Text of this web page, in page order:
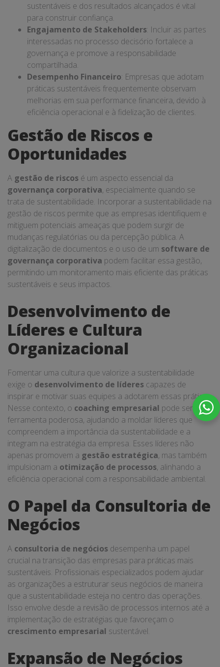
sustentáveis e dos resultados alcançados é vital
para construir confiança.
Engajamento de Stakeholders: Incluir as partes
interessadas no processo decisório fortalece a
governança e promove a responsabilidade
compartilhada.
Desempenho Financeiro: Empresas que adotam
práticas sustentáveis frequentemente observam
melhorias em sua performance financeira, devido à
eficiência operacional e à fidelização de clientes.
Gestão de Riscos e
Oportunidades
A gestão de riscos é um aspecto essencial da
governança corporativa, especialmente quando se
trata de sustentabilidade. Incorporar a sustentabilidade na
gestão de riscos permite que as empresas identifiquem e
mitiguem potenciais ameaças que podem surgir de
mudanças regulatórias ou da percepção pública. A
digitalização de documentos e o uso de um software de
governança corporativa podem facilitar essa gestão,
permitindo um monitoramento mais eficiente das práticas
sustentáveis e seus impactos.
Desenvolvimento de
Líderes e Cultura
Organizacional
Fomentar uma cultura que valorize a sustentabilidade
exige o desenvolvimento de líderes capazes de
inspirar e motivar suas equipes a adotarem essas práticas.
Nesse contexto, o coaching empresarial pode ser uma
ferramenta poderosa, ajudando a moldar líderes que
compreendem a importância da sustentabilidade e a
integram na estratégia da empresa. Esses líderes não
apenas promovem a gestão estratégica, mas também
impulsionam a otimização de processos, alinhando a
eficiência operacional com a responsabilidade ambiental.
O Papel da Consultoria de
Negócios
A consultoria de negócios desempenha um papel
crucial na transição das empresas para práticas mais
sustentáveis. Profissionais especializados podem ajudar
as organizações a estruturar seus negócios de maneira
que a sustentabilidade esteja no centro das operações.
Isso envolve desde a revisão de processos internos até a
implementação de estratégias que favoreçam o
crescimento empresarial sustentável.
Expansão de Negócios